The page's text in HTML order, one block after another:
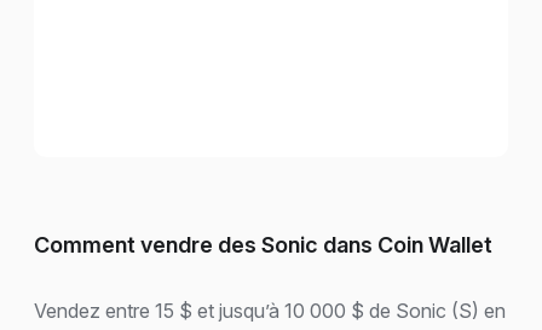
Comment vendre des Sonic dans Coin Wallet
Vendez entre 15 $ et jusqu’à 10 000 $ de Sonic (S) en